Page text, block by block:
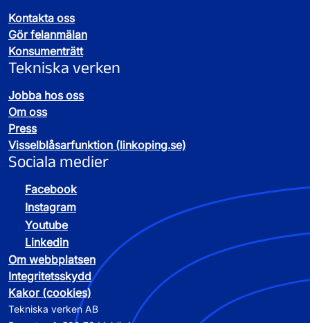
Kontakta oss
Gör felanmälan
Konsumenträtt
Tekniska verken
Jobba hos oss
Om oss
Press
Visselblåsarfunktion (linkoping.se)
Sociala medier
Facebook
Instagram
Youtube
Linkedin
Om webbplatsen
Integritetsskydd
Kakor (cookies)
Tekniska verken AB